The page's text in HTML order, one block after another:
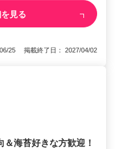
見る
25 掲載終了日： 2027/04/02
海苔好きな方歓迎！